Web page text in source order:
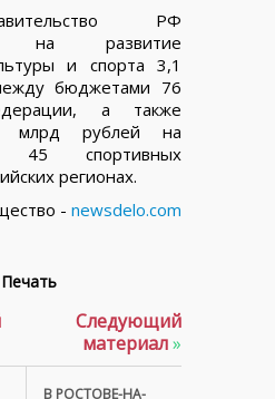
РФ
на развитие
и спорта 3,1
бюджетами 76
а также
млрд рублей на
45 спортивных
регионах.
- newsdelo.com
Печать
Следующий
материал»
В РОСТОВЕ-НА-